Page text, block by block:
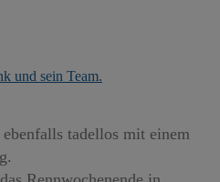
tadellos mit einem